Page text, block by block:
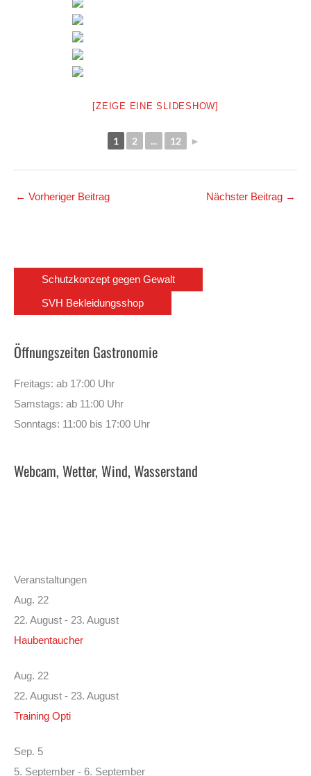
[ZEIGE EINE SLIDESHOW]
1 2 ... 12 ►
← Vorheriger Beitrag Nächster Beitrag →
Schutzkonzept gegen Gewalt
SVH Bekleidungsshop
Öffnungszeiten Gastronomie
Freitags: ab 17:00 Uhr
Samstags: ab 11:00 Uhr
Sonntags: 11:00 bis 17:00 Uhr
Webcam, Wetter, Wind, Wasserstand
Veranstaltungen
Aug. 22
22. August - 23. August
Haubentaucher
Aug. 22
22. August - 23. August
Training Opti
Sep. 5
5. September - 6. September